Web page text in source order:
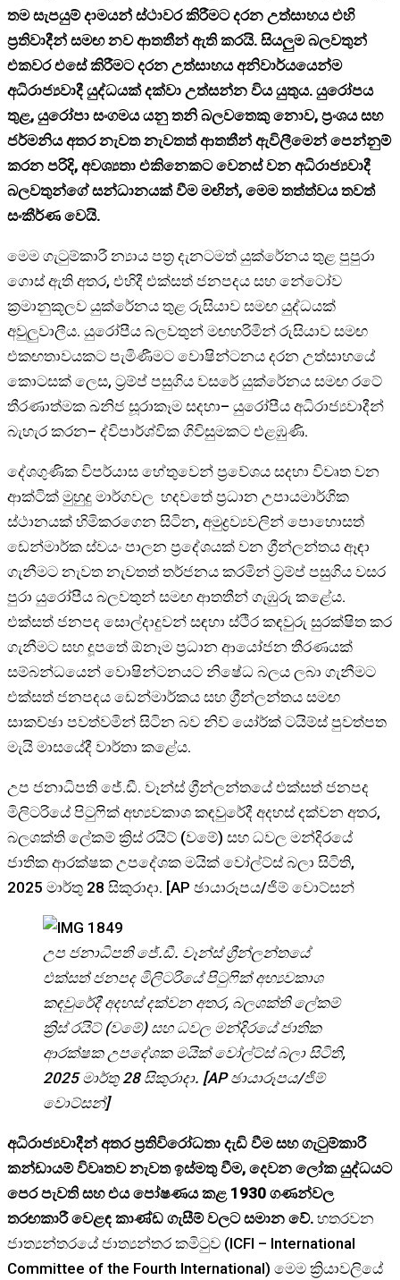
තම සැපයුම් දාමයන් ස්ථාවර කිරීමට දරන උත්සාහය එහි
ප්‍රතිවාදීන් සමඟ නව ආතතීන් ඇති කරයි. සියලුම බලවතුන්
එකවර එසේ කිරීමට දරන උත්සාහය අනිවාර්යයෙන්ම
අධිරාජ්‍යවාදී යුද්ධයක් දක්වා උත්සන්න විය යුතුය. යුරෝපය
තුළ, යුරෝපා සංගමය යනු තනි බලවතෙකු නොව, ප්‍රංශය සහ
ජර්මනිය අතර නැවත නැවතත් ආතතීන් ඇවිලීමෙන් පෙන්නුම්
කරන පරිදි, අවශ්‍යතා එකිනෙකට වෙනස් වන අධිරාජ්‍යවාදී
බලවතුන්ගේ සන්ධානයක් වීම මඟින්, මෙම තත්ත්වය තවත්
සංකීර්ණ වෙයි.
මෙම ගැටුම්කාරී න්‍යාය පත්‍ර දැනටමත් යුක්රේනය තුළ පුපුරා
ගොස් ඇති අතර, එහිදී එක්සත් ජනපදය සහ නේටෝව
ක්‍රමානුකූලව යුක්රේනය තුළ රුසියාව සමඟ යුද්ධයක්
අවුලුවාලීය. යුරෝපීය බලවතුන් මඟහරිමින් රුසියාව සමඟ
එකඟතාවයකට පැමිණීමට වොෂින්ටනය දරන උත්සාහයේ
කොටසක් ලෙස, ට්‍රම්ප් පසුගිය වසරේ යුක්රේනය සමඟ රටේ
තීරණාත්මක ඛනිජ සූරාකෑම සදහා– යුරෝපීය අධිරාජ්‍යවාදීන්
බැහැර කරන– ද්විපාර්ශ්වික ගිවිසුමකට එළඹුණි.
දේශගුණික විපර්යාස හේතුවෙන් ප්‍රවේශය සදහා විවෘත වන
ආක්ටික් මුහුදු මාර්ගවල හදවතේ ප්‍රධාන උපායමාර්ගික
ස්ථානයක් හිමිකරගෙන සිටින, අමුද්‍රව්‍යවලින් පොහොසත්
ඩෙන්මාර්ක ස්වයං පාලන ප්‍රදේශයක් වන ග්‍රීන්ලන්තය ඈඳා
ගැනීමට නැවත නැවතත් තර්ජනය කරමින් ට්‍රම්ප් පසුගිය වසර
පුරා යුරෝපීය බලවතුන් සමඟ ආතතීන් ගැඹුරු කළේය.
එක්සත් ජනපද සොල්දාදුවන් සඳහා ස්ථිර කඳවුරු සුරක්ෂිත කර
ගැනීමට සහ දූපතේ ඕනෑම ප්‍රධාන ආයෝජන තීරණයක්
සම්බන්ධයෙන් වොෂින්ටනයට නිෂේධ බලය ලබා ගැනීමට
එක්සත් ජනපදය ඩෙන්මාර්කය සහ ග්‍රීන්ලන්තය සමඟ
සාකච්ඡා පවත්වමින් සිටින බව නිව් යෝර්ක් ටයිම්ස් පුවත්පත
මැයි මාසයේදී වාර්තා කළේය.
උප ජනාධිපති ජේ.ඩී. වෑන්ස් ග්‍රීන්ලන්තයේ එක්සත් ජනපද
මිලිටරියේ පිටුෆික් අභ්‍යවකාශ කඳවුරේදී අදහස් දක්වන අතර,
බලශක්ති ලේකම් ක්‍රිස් රයිට් (වමේ) සහ ධවල මන්දිරයේ
ජාතික ආරක්ෂක උපදේශක මයික් වෝල්ට්ස් බලා සිටිති,
2025 මාර්තු 28 සිකුරාදා. [AP ඡායාරූපය/ජිම් වොට්සන්
උප ජනාධිපති ජේ.ඩී. වෑන්ස් ග්‍රීන්ලන්තයේ
එක්සත් ජනපද මිලිටරියේ පිටුෆික් අභ්‍යවකාශ
කඳවුරේදී අදහස් දක්වන අතර, බලශක්ති ලේකම්
ක්‍රිස් රයිට් (වමේ) සහ ධවල මන්දිරයේ ජාතික
ආරක්ෂක උපදේශක මයික් වෝල්ට්ස් බලා සිටිති,
2025 මාර්තු 28 සිකුරාදා. [AP ඡායාරූපය/ජිම්
වොට්සන්]
අධිරාජ්‍යවාදීන් අතර ප්‍රතිවිරෝධතා දැඩි වීම සහ ගැටුම්කාරී
කන්ඩායම් විවෘතව නැවත ඉස්මතු වීම, දෙවන ලෝක යුද්ධයට
පෙර පැවති සහ එය පෝෂණය කළ 1930 ගණන්වල
තරඟකාරී වෙළඳ කාණ්ඩ ගැසීම් වලට සමාන වේ. හතරවන
ජාත්‍යන්තරයේ ජාත්‍යන්තර කමිටුව (ICFI – International
Committee of the Fourth International) මෙම ක්‍රියාවලියේ